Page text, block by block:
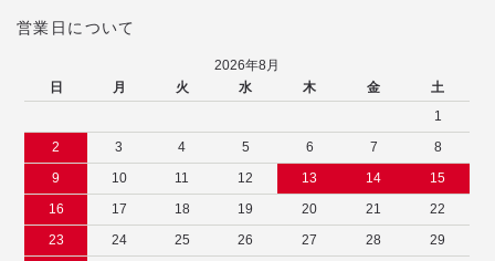
営業日について
2026年8月
日
月 火 水 木 金
土
1
2
3 4 5 6 7
8
9
10 11 12 13 14
15
16
17 18 19 20 21
22
23
24 25 26 27 28
29